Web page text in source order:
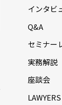
インタビ
Q&A
セミナー
実務解説
座談会